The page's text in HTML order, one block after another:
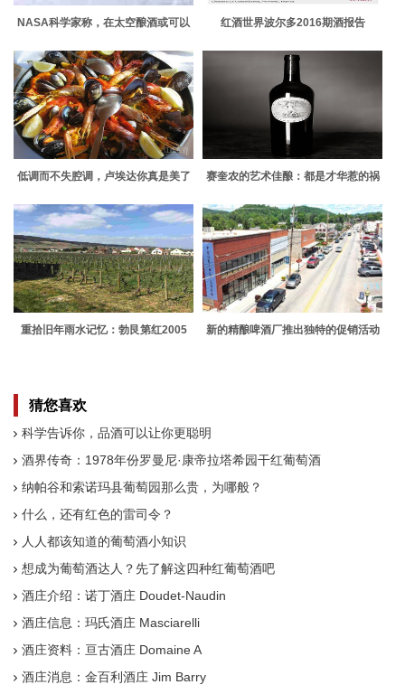
NASA科学家称，在太空酿酒或可以
红酒世界波尔多2016期酒报告
低调而不失腔调，卢埃达你真是美了
赛奎农的艺术佳酿：都是才华惹的祸
重拾旧年雨水记忆：勃艮第红2005 新的精酿啤酒厂推出独特的促销活动
猜您喜欢
科学告诉你，品酒可以让你更聪明
酒界传奇：1978年份罗曼尼·康帝拉塔希园干红葡萄酒
纳帕谷和索诺玛县葡萄园那么贵，为哪般？
什么，还有红色的雷司令？
人人都该知道的葡萄酒小知识
想成为葡萄酒达人？先了解这四种红葡萄酒吧
酒庄介绍：诺丁酒庄 Doudet-Naudin
酒庄信息：玛氏酒庄 Masciarelli
酒庄资料：亘古酒庄 Domaine A
酒庄消息：金百利酒庄 Jim Barry